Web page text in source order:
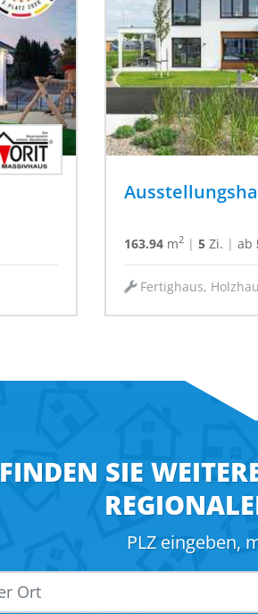
163.94 m2 | 5 Zi. | ab
Fertighaus,
FINDEN SIE
PLZ eingeben,